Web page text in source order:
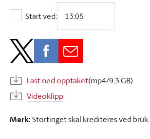
Start ved:
Start ved:
Last ned opptaket(mp4/9,3 GB)
Videoklipp
Merk:Stortinget skal krediteres ved bruk.